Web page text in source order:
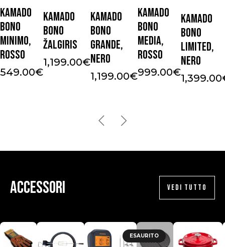
Kamado
Bono
Minimo,
Rosso
549.00€
Kamado
Bono
Žalgiris
1,199.00€
Kamado
Bono
Grande,
Nero
1,199.00€
Kamado
Bono
Media,
Rosso
999.00€
Kamado
Bono
Limited,
Nero
1,399.00
Accessori VEDI TUTTO
ESAURITO